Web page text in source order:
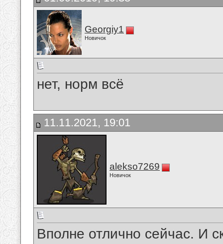
Georgiy1
Новичок
нет, норм всё
11.11.2021, 19:01
alekso7269
Новичок
Вполне отлично сейчас. И